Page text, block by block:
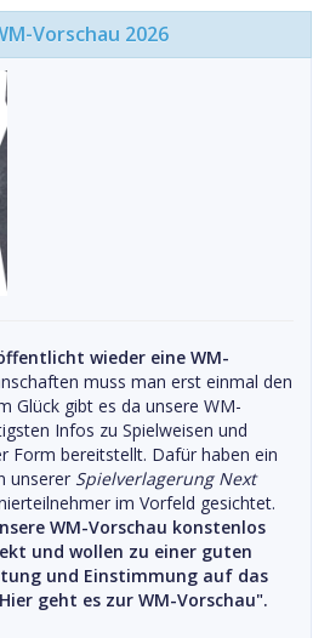
Vorschau 2026
wieder eine WM-
muss man erst einmal den
Glück gibt es da unsere WM-
Infos zu Spielweisen und
Form bereitstellt. Dafür haben ein
unserer Spielverlagerung Next
im Vorfeld gesichtet.
WM-Vorschau konstenlos
und wollen zu einer guten
und Einstimmung auf das
Hier geht es zur WM-Vorschau".